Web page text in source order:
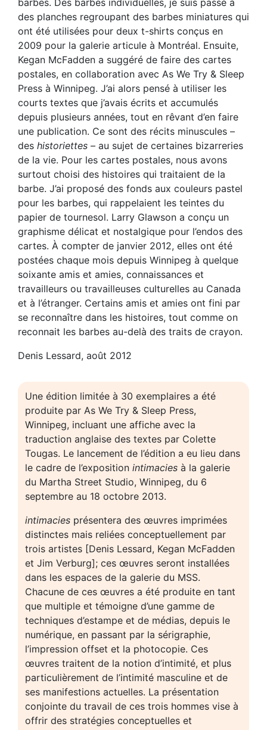
barbes. Des barbes individuelles, je suis passé à
des planches regroupant des barbes miniatures qui
ont été utilisées pour deux t-shirts conçus en
2009 pour la galerie articule à Montréal. Ensuite,
Kegan McFadden a suggéré de faire des cartes
postales, en collaboration avec As We Try & Sleep
Press à Winnipeg. J’ai alors pensé à utiliser les
courts textes que j’avais écrits et accumulés
depuis plusieurs années, tout en rêvant d’en faire
une publication. Ce sont des récits minuscules –
des historiettes – au sujet de certaines bizarreries
de la vie. Pour les cartes postales, nous avons
surtout choisi des histoires qui traitaient de la
barbe. J’ai proposé des fonds aux couleurs pastel
pour les barbes, qui rappelaient les teintes du
papier de tournesol. Larry Glawson a conçu un
graphisme délicat et nostalgique pour l’endos des
cartes. À compter de janvier 2012, elles ont été
postées chaque mois depuis Winnipeg à quelque
soixante amis et amies, connaissances et
travailleurs ou travailleuses culturelles au Canada
et à l’étranger. Certains amis et amies ont fini par
se reconnaître dans les histoires, tout comme on
reconnait les barbes au-delà des traits de crayon.
Denis Lessard, août 2012
Une édition limitée à 30 exemplaires a été
produite par As We Try & Sleep Press,
Winnipeg, incluant une affiche avec la
traduction anglaise des textes par Colette
Tougas. Le lancement de l’édition a eu lieu dans
le cadre de l’exposition intimacies à la galerie
du Martha Street Studio, Winnipeg, du 6
septembre au 18 octobre 2013.
intimacies présentera des œuvres imprimées
distinctes mais reliées conceptuellement par
trois artistes [Denis Lessard, Kegan McFadden
et Jim Verburg]; ces œuvres seront installées
dans les espaces de la galerie du MSS.
Chacune de ces œuvres a été produite en tant
que multiple et témoigne d’une gamme de
techniques d’estampe et de médias, depuis le
numérique, en passant par la sérigraphie,
l’impression offset et la photocopie. Ces
œuvres traitent de la notion d’intimité, et plus
particulièrement de l’intimité masculine et de
ses manifestions actuelles. La présentation
conjointe du travail de ces trois hommes vise à
offrir des stratégies conceptuelles et